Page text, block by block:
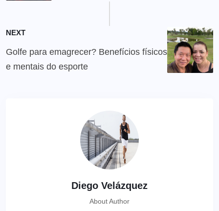
NEXT
Golfe para emagrecer? Benefícios físicos
e mentais do esporte
Diego Velázquez
About Author